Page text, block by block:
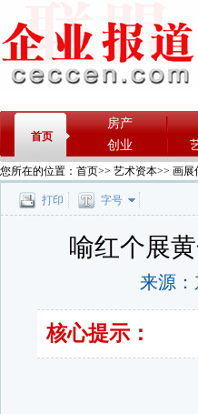
首页
房产
创业
您所在的位置： 首页>> 艺术资本>> 画展
打印 字号
喻红个展
来源
核心提示：